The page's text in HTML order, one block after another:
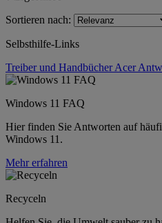
Sortieren nach:
Selbsthilfe-Links
Treiber und HandbücherAcer
Windows 11 FAQ
Hier finden Sie Antworten auf
Windows 11.
Mehr erfahren
Recyceln